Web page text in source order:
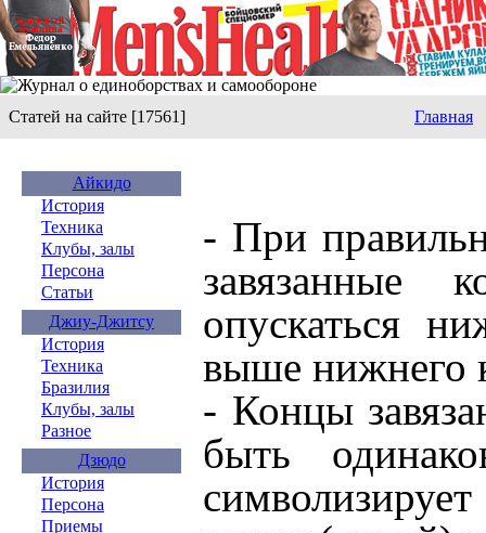
Статей на сайте [17561] Главная
Айкидо
История
Техника
Клубы, залы
Персона
Статьи
Джиу-Джитсу
История
Техника
Бразилия
Клубы, залы
Разное
Дзюдо
История
Персона
Приемы
- При
завязанные
опускаться
выше нижнего
- Концы
быть